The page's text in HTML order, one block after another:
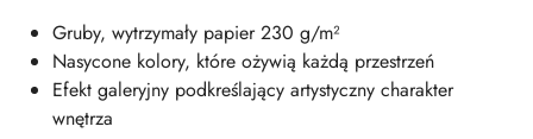
Gruby, wytrzymały papier 230 g/m²
Nasycone kolory, które ożywią każdą przestrzeń
Efekt galeryjny podkreślający artystyczny charakter
wnętrza